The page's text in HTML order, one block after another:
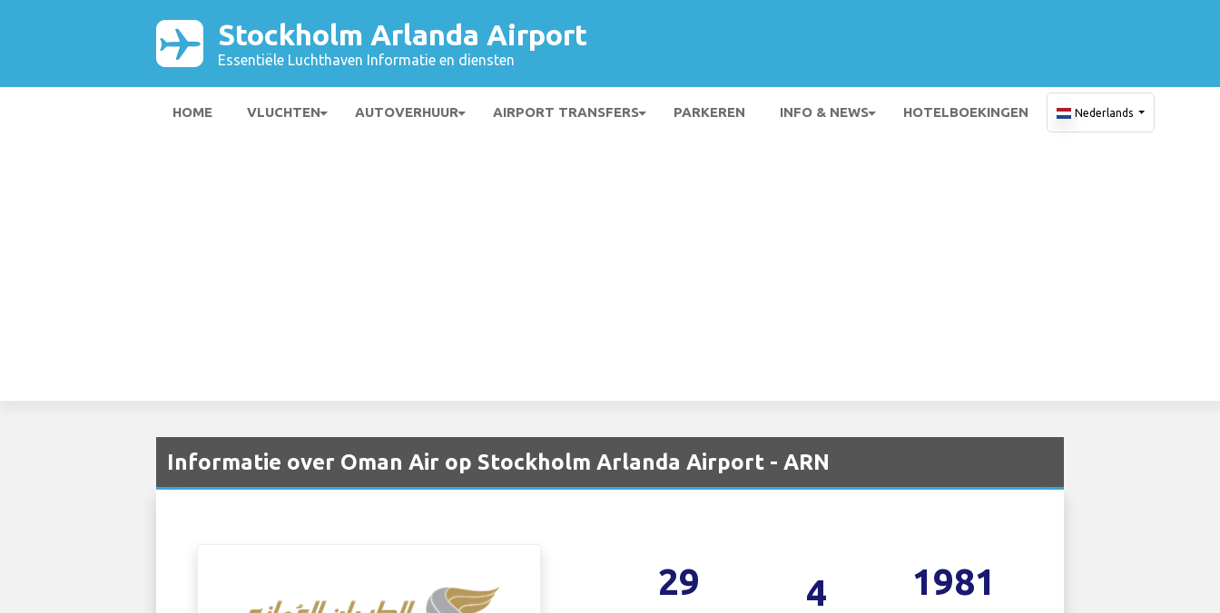
Stockholm Arlanda Airport
Essentiële Luchthaven Informatie en diensten
HOME VLUCHTEN AUTOVERHUUR AIRPORT TRANSFERS PARKEREN INFO & NEWS HOTELBOEKINGEN Nederlands
Informatie over Oman Air op Stockholm Arlanda Airport - ARN
29 4 1981